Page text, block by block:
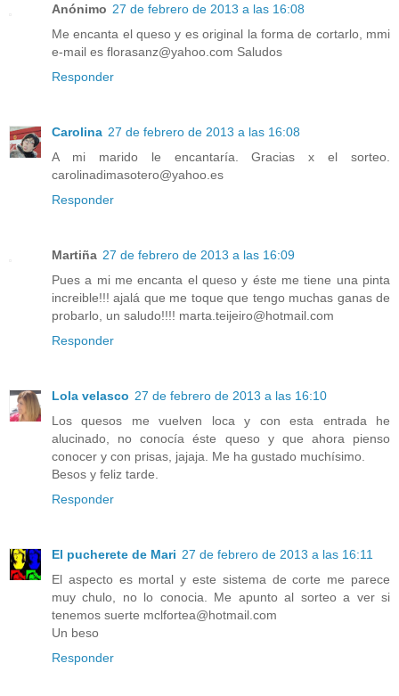
Anónimo 27 de febrero de 2013 a las 16:08
Me encanta el queso y es original la forma de cortarlo, mmi
e-mail es florasanz@yahoo.com Saludos
Responder
Carolina 27 de febrero de 2013 a las 16:08
A mi marido le encantaría. Gracias x el sorteo.
carolinadimasotero@yahoo.es
Responder
Martiña 27 de febrero de 2013 a las 16:09
Pues a mi me encanta el queso y éste me tiene una pinta
increible!!! ajalá que me toque que tengo muchas ganas de
probarlo, un saludo!!!! marta.teijeiro@hotmail.com
Responder
Lola velasco 27 de febrero de 2013 a las 16:10
Los quesos me vuelven loca y con esta entrada he
alucinado, no conocía éste queso y que ahora pienso
conocer y con prisas, jajaja. Me ha gustado muchísimo.
Besos y feliz tarde.
Responder
El pucherete de Mari 27 de febrero de 2013 a las 16:11
El aspecto es mortal y este sistema de corte me parece
muy chulo, no lo conocia. Me apunto al sorteo a ver si
tenemos suerte mclfortea@hotmail.com
Un beso
Responder